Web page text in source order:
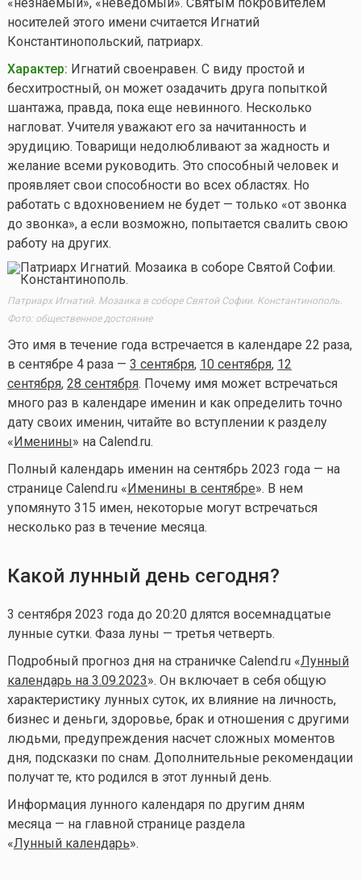
носителей этого имени считается Игнатий
Константинопольский, патриарх.
Характер: Игнатий своенравен. С виду простой и
бесхитростный, он может озадачить друга попыткой
шантажа, правда, пока еще невинного. Несколько
нагловат. Учителя уважают его за начитанность и
эрудицию. Товарищи недолюбливают за жадность и
желание всеми руководить. Это способный человек и
проявляет свои способности во всех областях. Но
работать с вдохновением не будет — только «от звонка
до звонка», а если возможно, попытается свалить свою
работу на других.
Патриарх Игнатий. Мозаика в соборе Святой Софии. Константинополь.
Фото: общественное достояние
Это имя в течение года встречается в календаре 22 раза,
в сентябре 4 раза — 3 сентября, 10 сентября, 12
сентября, 28 сентября. Почему имя может встречаться
много раз в календаре именин и как определить точно
дату своих именин, читайте во вступлении к разделу
« Именины» на Calend.ru.
Полный календарь именин на сентябрь 2023 года — на
странице Calend.ru « Именины в сентябре». В нем
упомянуто 315 имен, некоторые могут встречаться
несколько раз в течение месяца.
Какой лунный день сегодня?
3 сентября 2023 года до 20:20 длятся восемнадцатые
лунные сутки. Фаза луны — третья четверть.
Подробный прогноз дня на страничке Calend.ru «Лунный
календарь на 3.09.2023». Он включает в себя общую
характеристику лунных суток, их влияние на личность,
бизнес и деньги, здоровье, брак и отношения с другими
людьми, предупреждения насчет сложных моментов
дня, подсказки по снам. Дополнительные рекомендации
получат те, кто родился в этот лунный день.
Информация лунного календаря по другим дням
месяца — на главной странице раздела
«Лунный календарь».